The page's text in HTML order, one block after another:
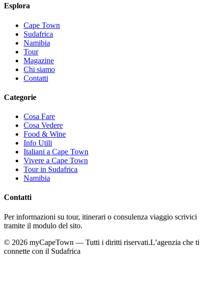
Esplora
Cape Town
Sudafrica
Namibia
Tour
Magazine
Chi siamo
Contatti
Categorie
Cosa Fare
Cosa Vedere
Food & Wine
Info Utili
Italiani a Cape Town
Vivere a Cape Town
Tour in Sudafrica
Namibia
Contatti
Per informazioni su tour, itinerari o consulenza viaggio scrivici
tramite il modulo del sito.
© 2026 myCapeTown — Tutti i diritti riservati.L’agenzia che ti
connette con il Sudafrica